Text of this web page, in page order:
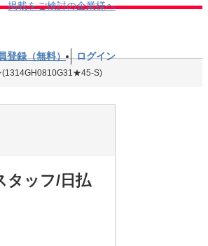
掲載をご検討の企業様へ
登録（無料） ログイン
(1314GH0810G31★45-S)
タッフ/日払